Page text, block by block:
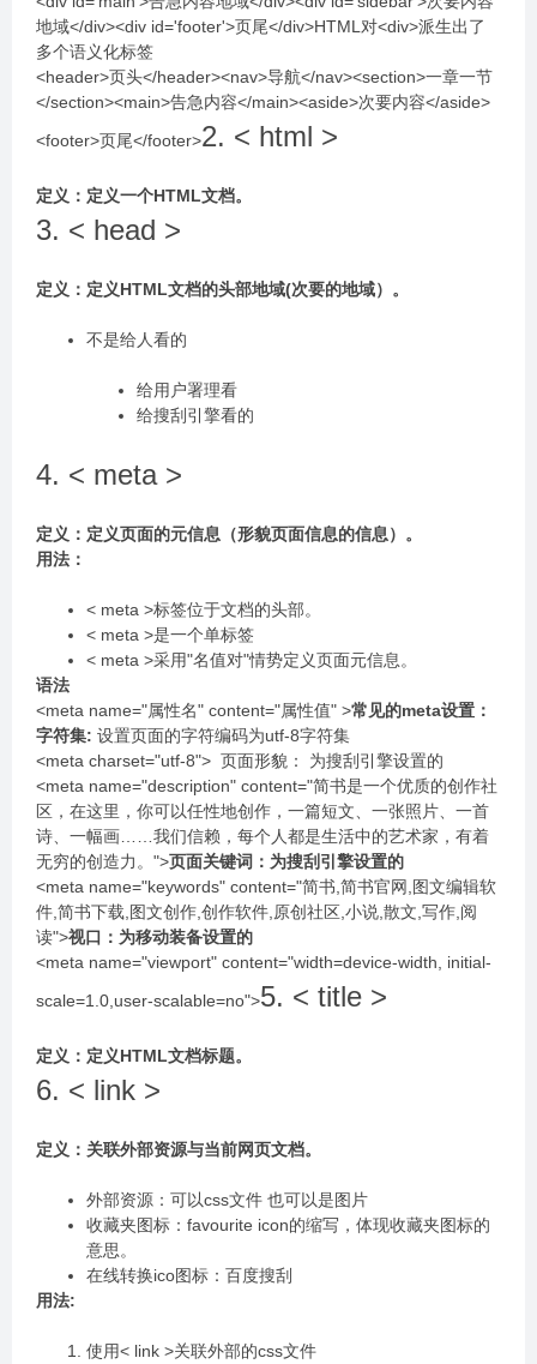
地域</div><div id='footer'>页尾</div>HTML对<div>派生出了
多个语义化标签
<header>页头</header><nav>导航</nav><section>一章一节
</section><main>告急内容</main><aside>次要内容</aside>
<footer>页尾</footer>2. < html >
定义：定义⼀个HTML⽂档。
3. < head >
定义：定义HTML⽂档的头部地域(次要的地域）。
不是给⼈看的
给⽤户署理看
给搜刮引擎看的
4. < meta >
定义：定义⻚⾯的元信息（形貌⻚⾯信息的信息）。
⽤法：
< meta >标签位于⽂档的头部。
< meta >是⼀个单标签
< meta >采⽤"名值对"情势定义⻚⾯元信息。
语法
<meta name="属性名" content="属性值" >常⻅的meta设置：
字符集: 设置⻚⾯的字符编码为utf-8字符集
<meta charset="utf-8"> ⻚⾯形貌： 为搜刮引擎设置的
<meta name="description" content="简书是⼀个优质的创作社
区，在这⾥，你可以任性地创作，⼀篇短⽂、⼀张照⽚、⼀⾸
诗、⼀幅画……我们信赖，每个⼈都是⽣活中的艺术家，有着
⽆穷的创造⼒。">⻚⾯关键词：为搜刮引擎设置的
<meta name="keywords" content="简书,简书官⽹,图⽂编辑软
件,简书下载,图⽂创作,创作软件,原创社区,⼩说,散⽂,写作,阅
读">视⼝：为移动装备设置的
<meta name="viewport" content="width=device-width, initial-
scale=1.0,user-scalable=no">5. < title >
定义：定义HTML⽂档标题。
6. < link >
定义：关联外部资源与当前⽹⻚⽂档。
外部资源：可以css⽂件 也可以是图⽚
收藏夹图标：favourite icon的缩写，体现收藏夹图标的
意思。
在线转换ico图标：百度搜刮
⽤法:
使⽤< link >关联外部的css⽂件